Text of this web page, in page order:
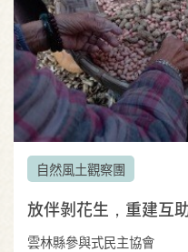
自然風土觀察團
放伴剝花生，重建互
雲林縣參與式民主協會